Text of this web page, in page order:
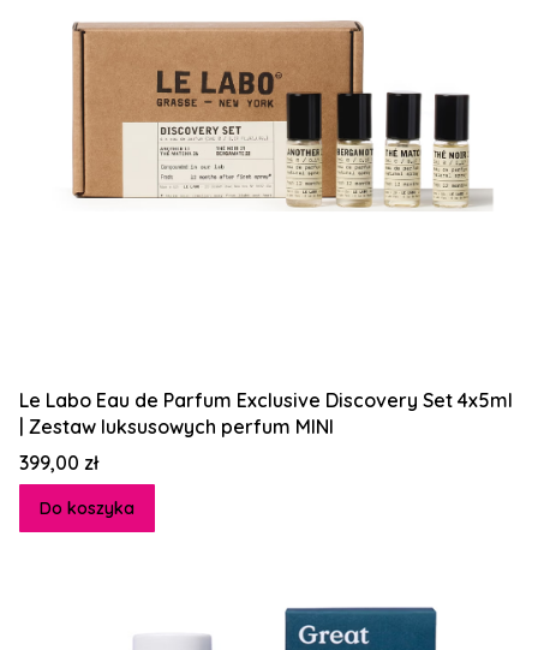
Le Labo Eau de Parfum Exclusive Discovery Set 4x5ml
| Zestaw luksusowych perfum MINI
Cena
399,00 zł
Do koszyka